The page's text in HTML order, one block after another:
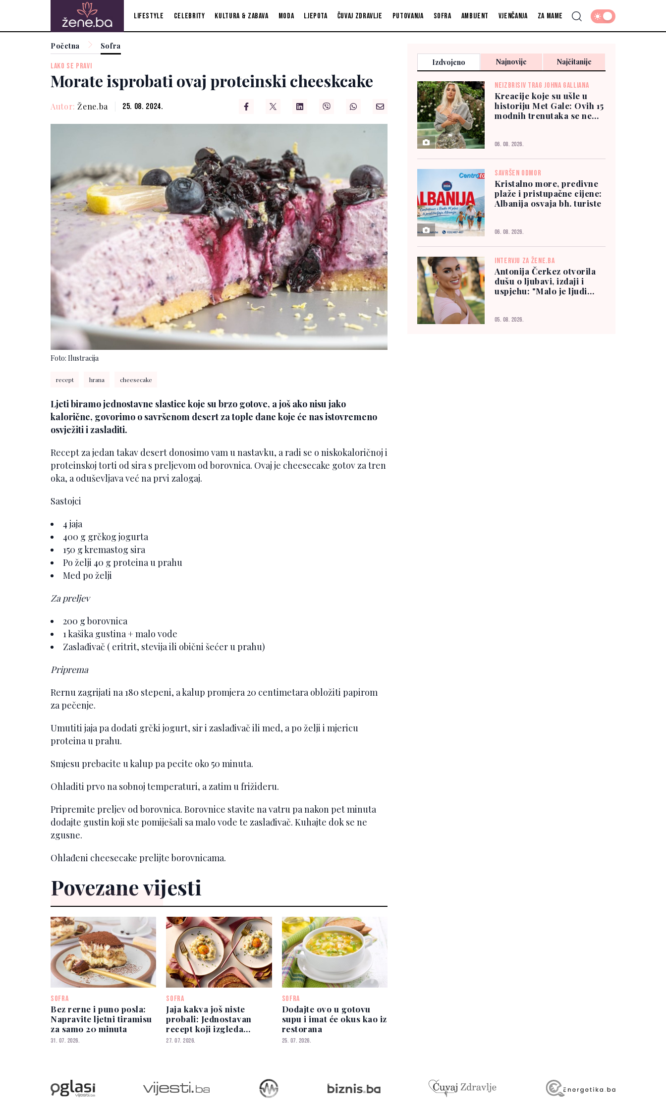
Lifestyle Celebrity Kultura & zabava Moda Ljepota Čuvaj zdravlje Putovanja Sofra Ambijent Vjenčanja Za mame
Početna Sofra
LAKO SE PRAVI
Morate isprobati ovaj proteinski cheeskcake
Autor: Žene.ba 25. 08. 2024.
Foto: Ilustracija
recept hrana cheesecake
Ljeti biramo jednostavne slastice koje su brzo gotove, a još ako nisu jako
kalorične, govorimo o savršenom desert za tople dane koje će nas istovremeno
osvježiti i zasladiti.
Recept za jedan takav desert donosimo vam u nastavku, a radi se o niskokaloričnoj i
proteinskoj torti od sira s preljevom od borovnica. Ovaj je cheesecake gotov za tren
oka, a oduševljava već na prvi zalogaj.
Sastojci
4 jaja
400 g grčkog jogurta
150 g kremastog sira
Po želji 40 g proteina u prahu
Med po želji
Za preljev
200 g borovnica
1 kašika gustina + malo vode
Zaslađivač ( eritrit, stevija ili obični šećer u prahu)
Priprema
Rernu zagrijati na 180 stepeni, a kalup promjera 20 centimetara obložiti papirom
za pečenje.
Umutiti jaja pa dodati grčki jogurt, sir i zaslađivač ili med, a po želji i mjericu
proteina u prahu.
Smjesu prebacite u kalup pa pecite oko 50 minuta.
Ohladiti prvo na sobnoj temperaturi, a zatim u frižideru.
Pripremite preljev od borovnica. Borovnice stavite na vatru pa nakon pet minuta
dodajte gustin koji ste pomiješali sa malo vode te zaslađivač. Kuhajte dok se ne
zgusne.
Ohlađeni cheesecake prelijte borovnicama.
Povezane vijesti
SOFRA
Bez rerne i puno posla:
Napravite ljetni tiramisu
za samo 20 minuta
31. 07. 2026.
SOFRA
Jaja kakva još niste
probali: Jednostavan
recept koji izgleda
spektakularno
27. 07. 2026.
SOFRA
Dodajte ovo u gotovu
supu i imat će okus kao iz
restorana
25. 07. 2026.
Izdvojeno Najnovije Najčitanije
NEIZBRISIV TRAG JOHNA GALLIANA
Kreacije koje su ušle u
historiju Met Gale: Ovih 15
modnih trenutaka se ne
06. 08. 2026.
SAVRŠEN ODMOR
Kristalno more, predivne
plaže i pristupačne cijene:
Albanija osvaja bh. turiste
06. 08. 2026.
INTERVJU ZA ŽENE.BA
Antonija Čerkez otvorila
dušu o ljubavi, izdaji i
uspjehu: "Malo je ljudi
05. 08. 2026.